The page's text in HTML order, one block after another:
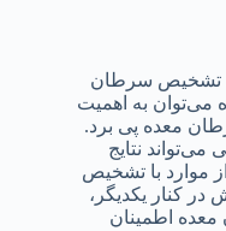
تشخیص سرطان
می‌توان به اهمیت
معده پی برد.
می‌تواند نتایج
موارد با تشخیص
کنار یکدیگر،
اطمینان